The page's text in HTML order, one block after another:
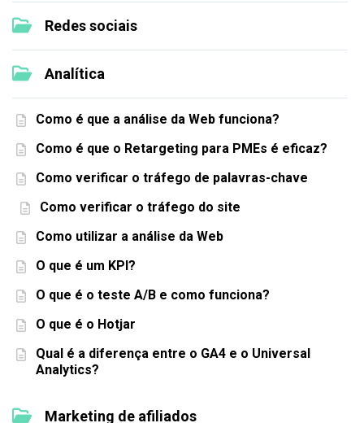
Redes sociais
Analítica
Como é que a análise da Web funciona?
Como é que o Retargeting para PMEs é eficaz?
Como verificar o tráfego de palavras-chave
Como verificar o tráfego do site
Como utilizar a análise da Web
O que é um KPI?
O que é o teste A/B e como funciona?
O que é o Hotjar
Qual é a diferença entre o GA4 e o Universal
Analytics?
Marketing de afiliados